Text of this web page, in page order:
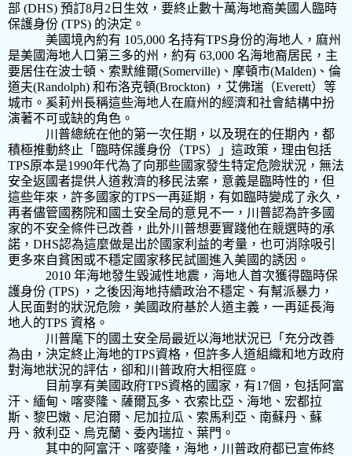
部 (DHS) 預訂8月 2 日生效，要終止數十萬海地裔美國人臨時
保護身份 (TPS) 的決定。
美國境內約有 105,000 名持有TPS身份的海地人，麻州
是美國海地人口第三多的州，約有 63,000 名海地裔居民，主
要居住在波士頓、索默維爾(Somerville) 、摩頓市(Malden) 、倫
道夫(Randolph) 和布洛克頓(Brockton) ，艾佛瑞（Everett）等
城市。奚莉州長稱這些海地人在麻州的經濟和社會結構中扮
演著不可或缺的角色。
川普總統在他的第一次任期，以及現在的任期內，都
積極推動終止「臨時保護身份（TPS）」這政策，理由包括
TPS原本是1990年代為了向那些國家發生特定危險狀況，無法
安全返國者提供人道救濟的移民法案，意義是臨時性的，但
這些年來，許多國家的TPS一再延期，有如臨時變成了永久，
再者儘管國務院和國土安全局的意見不一，川普認為許多國
家的不安全條件已改善，此外川普想要實踐他在競選時的承
諾， DHS認為這麼做是出於國家利益的考量，也可消除吸引
更多來自貧困或不穩定國家移民試圖進入美國的誘因。
2010 年海地發生毀滅性地震，海地人首次獲得臨時保
護身份 (TPS) ，之後因海地持續政治不穩定、有幫派暴力，
人民面對的狀況危險，美國政府基於人道主義，一再延長海
地人的TPS 資格。
川普麾下的國土安全局最近以海地狀況已「充分改善
為由，決定終止海地的TPS資格，但許多人道組織和地方政府
對海地狀況的評估，卻和川普政府大相徑庭。
目前享有美國政府TPS資格的國家，有17個 ，包括阿富
汗、緬甸、喀麥隆、薩爾瓦多、衣索比亞、海地、宏都拉
斯、黎巴嫩、尼泊爾、尼加拉瓜、索馬利亞、南蘇丹、蘇
丹、敘利亞、烏克蘭、委內瑞拉、葉門。
其中的阿富汗、喀麥隆，海地，川普政府都已宣佈終